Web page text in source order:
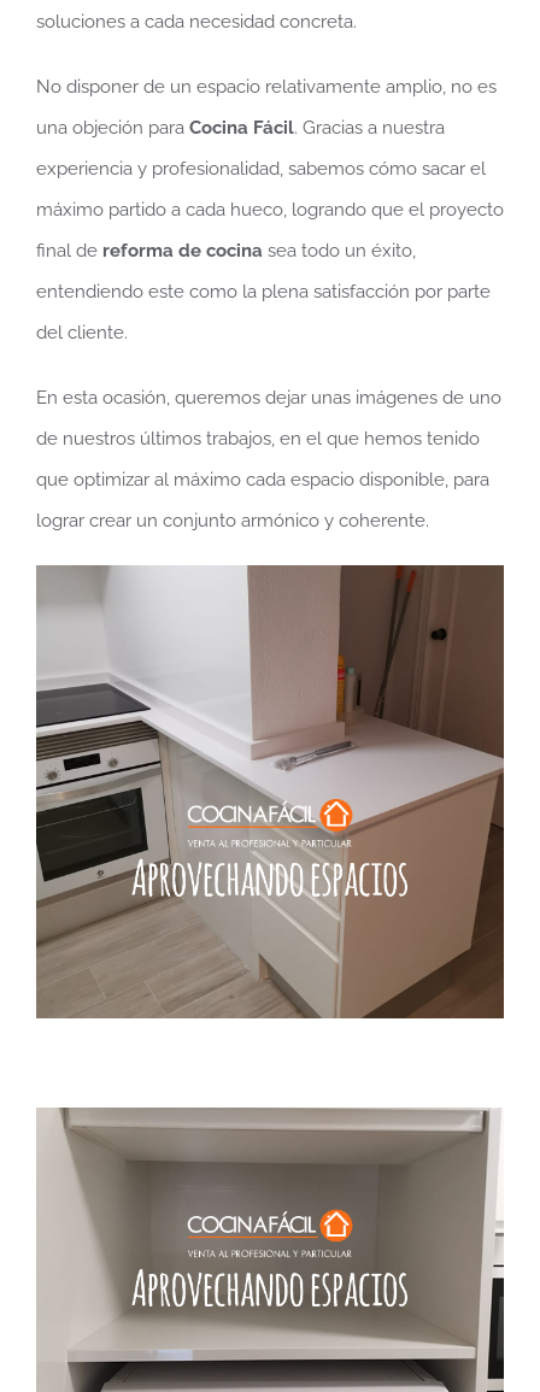
soluciones a cada necesidad concreta.
No disponer de un espacio relativamente amplio, no es
una objeción para Cocina Fácil. Gracias a nuestra
experiencia y profesionalidad, sabemos cómo sacar el
máximo partido a cada hueco, logrando que el proyecto
final de reforma de cocina sea todo un éxito,
entendiendo este como la plena satisfacción por parte
del cliente.
En esta ocasión, queremos dejar unas imágenes de uno
de nuestros últimos trabajos, en el que hemos tenido
que optimizar al máximo cada espacio disponible, para
lograr crear un conjunto armónico y coherente.